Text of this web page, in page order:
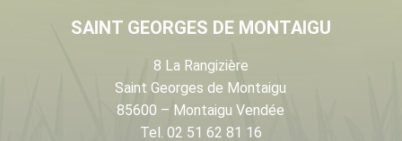
SAINT GEORGES DE MONTAIGU
8 La Rangizière
Saint Georges de Montaigu
85600 – Montaigu Vendée
Tel. 02 51 62 81 16